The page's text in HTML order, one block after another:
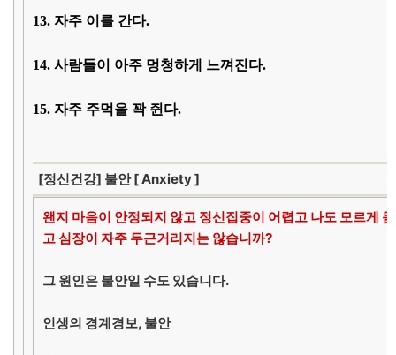
13. 자주 이를 간다.
14. 사람들이 아주 멍청하게 느껴진다.
15. 자주 주먹을 꽉 쥔다.
[정신건강] 불안 [ Anxiety ]
왠지 마음이 안정되지 않고 정신집중이 어렵고 나도 모르게
고 심장이 자주 두근거리지는 않습니까?
그 원인은 불안일 수도 있습니다.
인생의 경계경보, 불안